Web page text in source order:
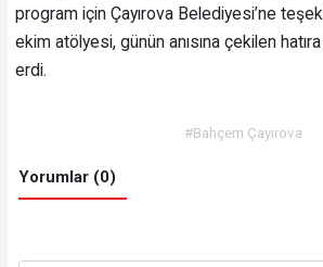
program için Çayırova Belediyesi’ne
ekim atölyesi, günün anısına çekilen
erdi.
#Bahçem Çayırova
Yorumlar (0)